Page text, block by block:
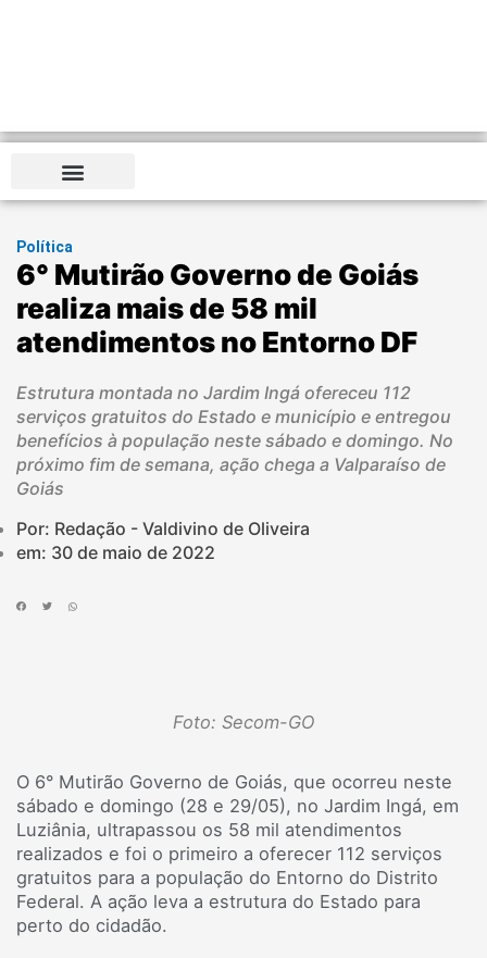
Política
6° Mutirão Governo de Goiás
realiza mais de 58 mil
atendimentos no Entorno DF
Estrutura montada no Jardim Ingá ofereceu 112
serviços gratuitos do Estado e município e entregou
benefícios à população neste sábado e domingo. No
próximo fim de semana, ação chega a Valparaíso de
Goiás
Por: Redação - Valdivino de Oliveira
em: 30 de maio de 2022
Foto: Secom-GO
O 6° Mutirão Governo de Goiás, que ocorreu neste
sábado e domingo (28 e 29/05), no Jardim Ingá, em
Luziânia, ultrapassou os 58 mil atendimentos
realizados e foi o primeiro a oferecer 112 serviços
gratuitos para a população do Entorno do Distrito
Federal. A ação leva a estrutura do Estado para
perto do cidadão.